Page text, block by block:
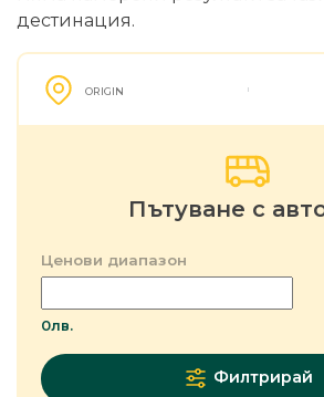
дестинация.
ORIGIN
Пътуване с
Ценови диапазон
0лв.
Филтрирай